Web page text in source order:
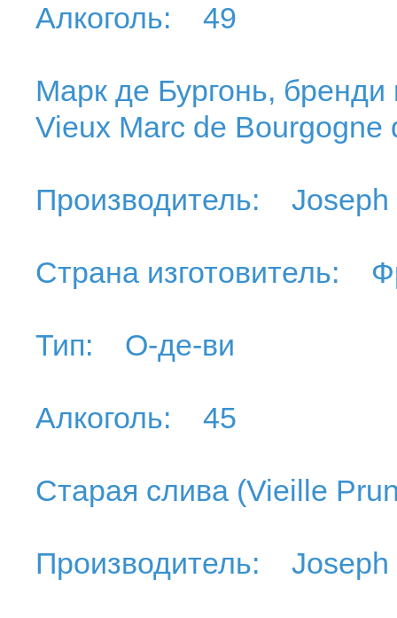
Алкоголь: 49
Марк де Бургонь,
Vieux Marc de Bourgogne
Производитель: Joseph
Страна изготовитель:
Тип: О-де-ви
Алкоголь: 45
Старая слива (Vieille
Производитель: Joseph